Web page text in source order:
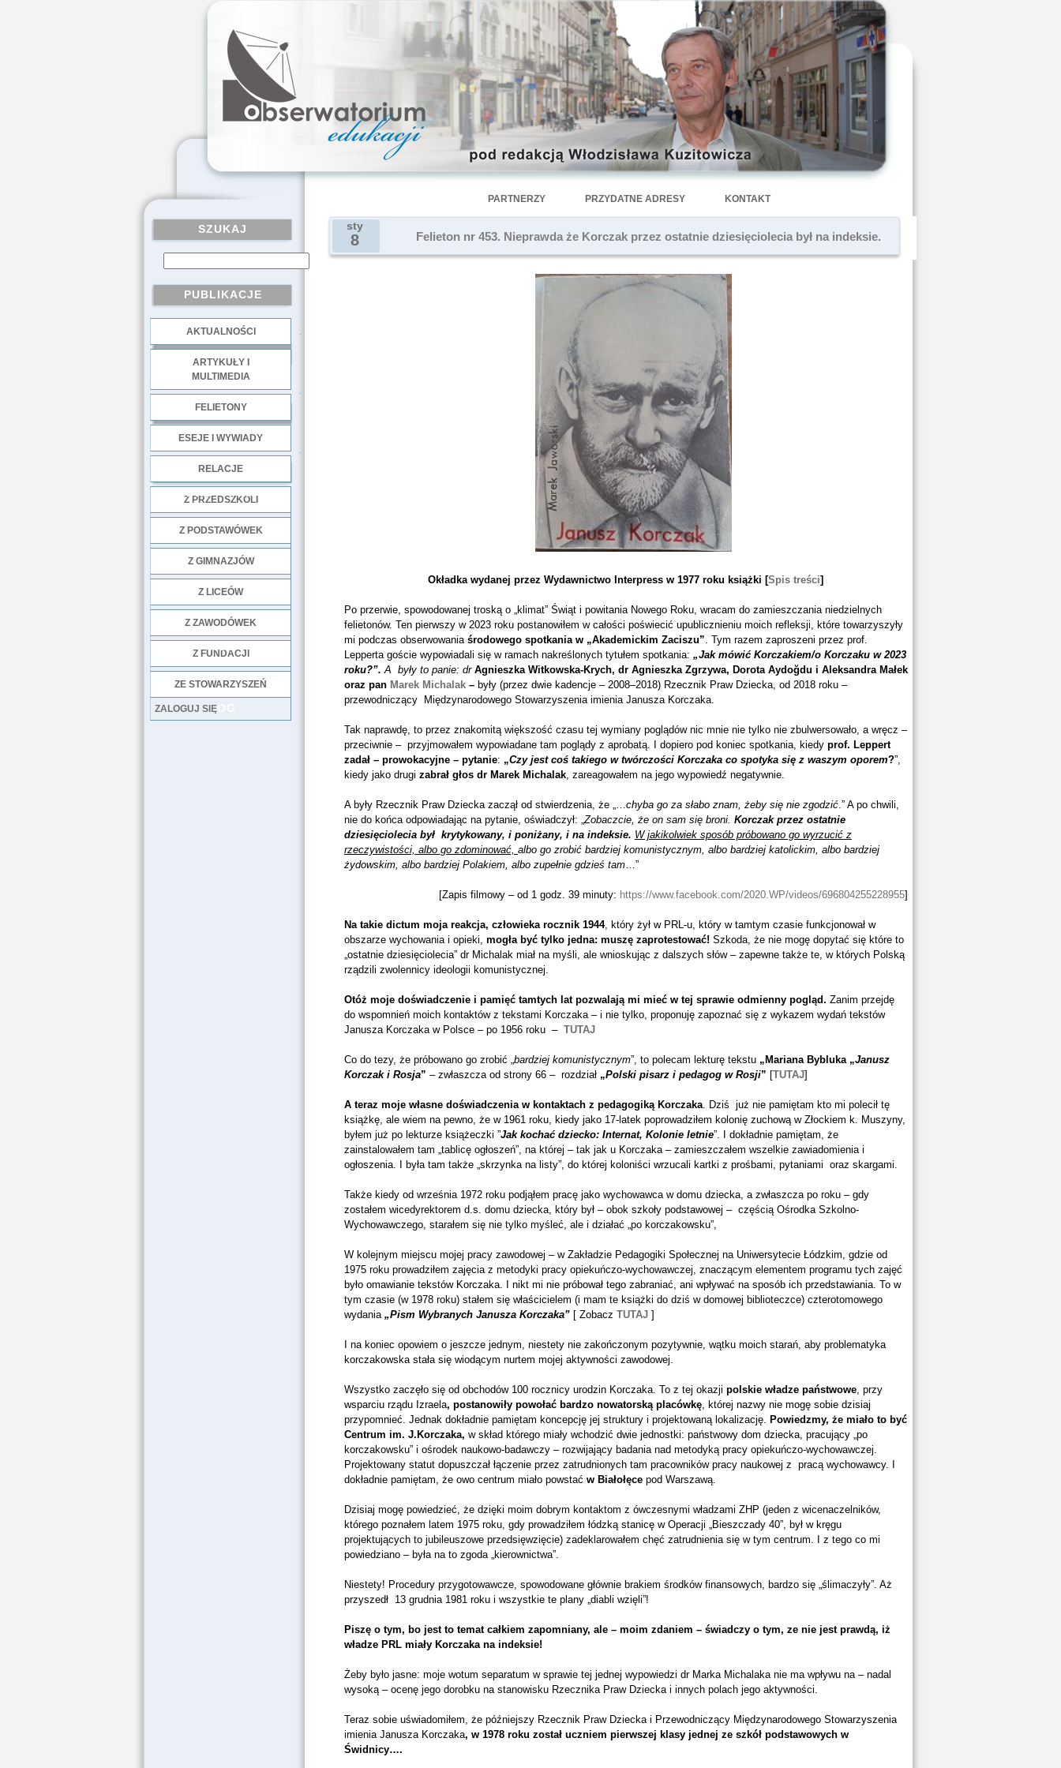
PARTNERZY PRZYDATNE ADRESY KONTAKT
SZUKAJ
PUBLIKACJE
AKTUALNOŚCI
ARTYKUŁY I
MULTIMEDIA
FELIETONY
ESEJE I WYWIADY
RELACJE
Z PRZEDSZKOLI
Z PODSTAWÓWEK
Z GIMNAZJÓW
Z LICEÓW
Z ZAWODÓWEK
Z FUNDACJI
ZE STOWARZYSZEŃ
LOG
ZALOGUJ SIĘ
sty
8 Felieton nr 453. Nieprawda że Korczak przez ostatnie dziesięciolecia był na indeksie.
Okładka wydanej przez Wydawnictwo Interpress w 1977 roku książki [Spis treści]
Po przerwie, spowodowanej troską o „klimat” Świąt i powitania Nowego Roku, wracam do zamieszczania niedzielnych
felietonów. Ten pierwszy w 2023 roku postanowiłem w całości poświecić upublicznieniu moich refleksji, które towarzyszyły
mi podczas obserwowania środowego spotkania w „Akademickim Zaciszu”. Tym razem zaproszeni przez prof.
Lepperta goście wypowiadali się w ramach nakreślonych tytułem spotkania: „Jak mówić Korczakiem/o Korczaku w 2023
roku?”.A były to panie: dr Agnieszka Witkowska-Krych, dr Agnieszka Zgrzywa, Dorota Aydoğdu i Aleksandra Małek
oraz pan Marek Michalak– były (przez dwie kadencje – 2008–2018) Rzecznik Praw Dziecka, od 2018 roku –
przewodniczący Międzynarodowego Stowarzyszenia imienia Janusza Korczaka.
Tak naprawdę, to przez znakomitą większość czasu tej wymiany poglądów nic mnie nie tylko nie zbulwersowało, a wręcz –
przeciwnie – przyjmowałem wypowiadane tam poglądy z aprobatą. I dopiero pod koniec spotkania, kiedyprof. Leppert
zadał – prowokacyjne – pytanie: „Czy jest coś takiego w twórczości Korczaka co spotyka się z waszym oporem?”,
kiedy jako drugi zabrał głos dr Marek Michalak, zareagowałem na jego wypowiedź negatywnie.
A były Rzecznik Praw Dziecka zaczął od stwierdzenia, że „…chyba go za słabo znam, żeby się nie zgodzić.” A po chwili,
nie do końca odpowiadając na pytanie, oświadczył: „Zobaczcie, że on sam się broni. Korczak przez ostatnie
dziesięciolecia był krytykowany, i poniżany, i na indeksie. W jakikolwiek sposób próbowano go wyrzucić z
rzeczywistości, albo go zdominować, albo go zrobić bardziej komunistycznym, albo bardziej katolickim, albo bardziej
żydowskim, albo bardziej Polakiem, albo zupełnie gdzieś tam…”
[Zapis filmowy – od 1 godz. 39 minuty: https://www.facebook.com/2020.WP/videos/696804255228955]
Na takie dictum moja reakcja, człowieka rocznik 1944, który żył w PRL-u, który w tamtym czasie funkcjonował w
obszarze wychowania i opieki, mogła być tylko jedna: muszę zaprotestować! Szkoda, że nie mogę dopytać się które to
„ostatnie dziesięciolecia” dr Michalak miał na myśli, ale wnioskując z dalszych słów – zapewne także te, w których Polską
rządzili zwolennicy ideologii komunistycznej.
Otóż moje doświadczenie i pamięć tamtych lat pozwalają mi mieć w tej sprawie odmienny pogląd. Zanim przejdę
do wspomnień moich kontaktów z tekstami Korczaka – i nie tylko, proponuję zapoznać się z wykazem wydań tekstów
Janusza Korczaka w Polsce – po 1956 roku – TUTAJ
Co do tezy, że próbowano go zrobić „bardziej komunistycznym”, to polecam lekturę tekstu „Mariana Bybluka „Janusz
Korczak i Rosja” – zwłaszcza od strony 66 – rozdział „Polski pisarz i pedagog w Rosji” [TUTAJ]
A teraz moje własne doświadczenia w kontaktach z pedagogiką Korczaka. Dziś już nie pamiętam kto mi polecił tę
książkę, ale wiem na pewno, że w 1961 roku, kiedy jako 17-latek poprowadziłem kolonię zuchową w Złockiem k. Muszyny,
byłem już po lekturze książeczki ”Jak kochać dziecko: Internat, Kolonie letnie”. I dokładnie pamiętam, że
zainstalowałem tam „tablicę ogłoszeń”, na której – tak jak u Korczaka – zamieszczałem wszelkie zawiadomienia i
ogłoszenia. I była tam także „skrzynka na listy”, do której koloniści wrzucali kartki z prośbami, pytaniami oraz skargami.
Także kiedy od września 1972 roku podjąłem pracę jako wychowawca w domu dziecka, a zwłaszcza po roku – gdy
zostałem wicedyrektorem d.s. domu dziecka, który był – obok szkoły podstawowej – częścią Ośrodka Szkolno-
Wychowawczego, starałem się nie tylko myśleć, ale i działać „po korczakowsku”,
W kolejnym miejscu mojej pracy zawodowej – w Zakładzie Pedagogiki Społecznej na Uniwersytecie Łódzkim, gdzie od
1975 roku prowadziłem zajęcia z metodyki pracy opiekuńczo-wychowawczej, znaczącym elementem programu tych zajęć
było omawianie tekstów Korczaka. I nikt mi nie próbował tego zabraniać, ani wpływać na sposób ich przedstawiania. To w
tym czasie (w 1978 roku) stałem się właścicielem (i mam te książki do dziś w domowej biblioteczce) czterotomowego
wydania „Pism Wybranych Janusza Korczaka”[ Zobacz TUTAJ ]
I na koniec opowiem o jeszcze jednym, niestety nie zakończonym pozytywnie, wątku moich starań, aby problematyka
korczakowska stała się wiodącym nurtem mojej aktywności zawodowej.
Wszystko zaczęło się od obchodów 100 rocznicy urodzin Korczaka. To z tej okazji polskie władze państwowe, przy
wsparciu rządu Izraela, postanowiły powołać bardzo nowatorską placówkę, której nazwy nie mogę sobie dzisiaj
przypomnieć. Jednak dokładnie pamiętam koncepcję jej struktury i projektowaną lokalizację. Powiedzmy, że miało to być
Centrum im. J.Korczaka, w skład którego miały wchodzić dwie jednostki: państwowy dom dziecka, pracujący „po
korczakowsku” i ośrodek naukowo-badawczy – rozwijający badania nad metodyką pracy opiekuńczo-wychowawczej.
Projektowany statut dopuszczał łączenie przez zatrudnionych tam pracowników pracy naukowej z pracą wychowawcy. I
dokładnie pamiętam, że owo centrum miało powstać w Białołęcepod Warszawą.
Dzisiaj mogę powiedzieć, że dzięki moim dobrym kontaktom z ówczesnymi władzami ZHP (jeden z wicenaczelników,
którego poznałem latem 1975 roku, gdy prowadziłem łódzką stanicę w Operacji „Bieszczady 40”, był w kręgu
projektujących to jubileuszowe przedsięwzięcie) zadeklarowałem chęć zatrudnienia się w tym centrum. I z tego co mi
powiedziano – była na to zgoda „kierownictwa”.
Niestety! Procedury przygotowawcze, spowodowane głównie brakiem środków finansowych, bardzo się „ślimaczyły”. Aż
przyszedł 13 grudnia 1981 roku i wszystkie te plany „diabli wzięli”!
Piszę o tym, bo jest to temat całkiem zapomniany, ale – moim zdaniem – świadczy o tym, ze nie jest prawdą, iż
władze PRL miały Korczaka na indeksie!
Żeby było jasne: moje wotum separatum w sprawie tej jednej wypowiedzi dr Marka Michalaka nie ma wpływu na – nadal
wysoką – ocenę jego dorobku na stanowisku Rzecznika Praw Dziecka i innych polach jego aktywności.
Teraz sobie uświadomiłem, że późniejszy Rzecznik Praw Dziecka i Przewodniczący Międzynarodowego Stowarzyszenia
imienia Janusza Korczaka, w 1978 roku został uczniem pierwszej klasy jednej ze szkół podstawowych w
Świdnicy….